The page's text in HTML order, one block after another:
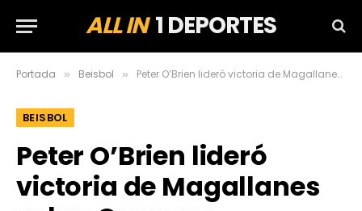
ALL IN1 DEPORTES
Portada » Beisbol » Peter O’Brien lideró victoria de Magallanes sobre Caracas
BEISBOL
Peter O’Brien lideró
victoria de Magallanes